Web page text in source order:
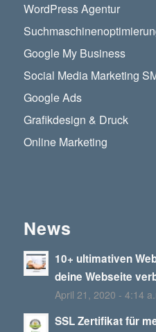
WordPress Agentur
Google My Business
Social Media Marketing
Google Ads
Grafikdesign & Druck
Online Marketing
News
10+ ultimativen
deine Webseite
April 21, 2020 - 4:14
SSL Zertifikat für